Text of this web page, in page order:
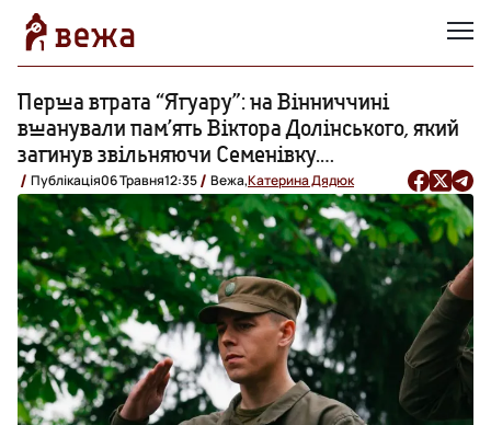
Перша втрата “Ягуару”: на Вінниччині
вшанували пам’ять Віктора Долінського, який
загинув звільняючи Семенівку.
ФОТОРЕПОРТАЖ
Публікація06 Травня12:35 Вежа,Катерина Дядюк